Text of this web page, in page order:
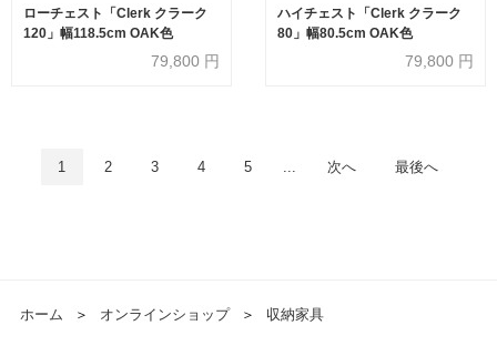
ローチェスト「Clerk クラーク
120」幅118.5cm OAK色
79,800 円
ハイチェスト「Clerk クラーク
80」幅80.5cm OAK色
79,800 円
1 2 3 4 5 次へ 最後へ
ホーム ＞ オンラインショップ ＞ 収納家具